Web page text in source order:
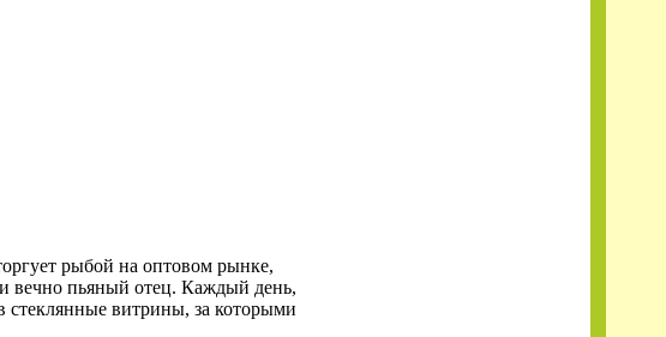
рыбой на оптовом рынке,
вечно пьяный отец. Каждый день,
стеклянные витрины, за которыми